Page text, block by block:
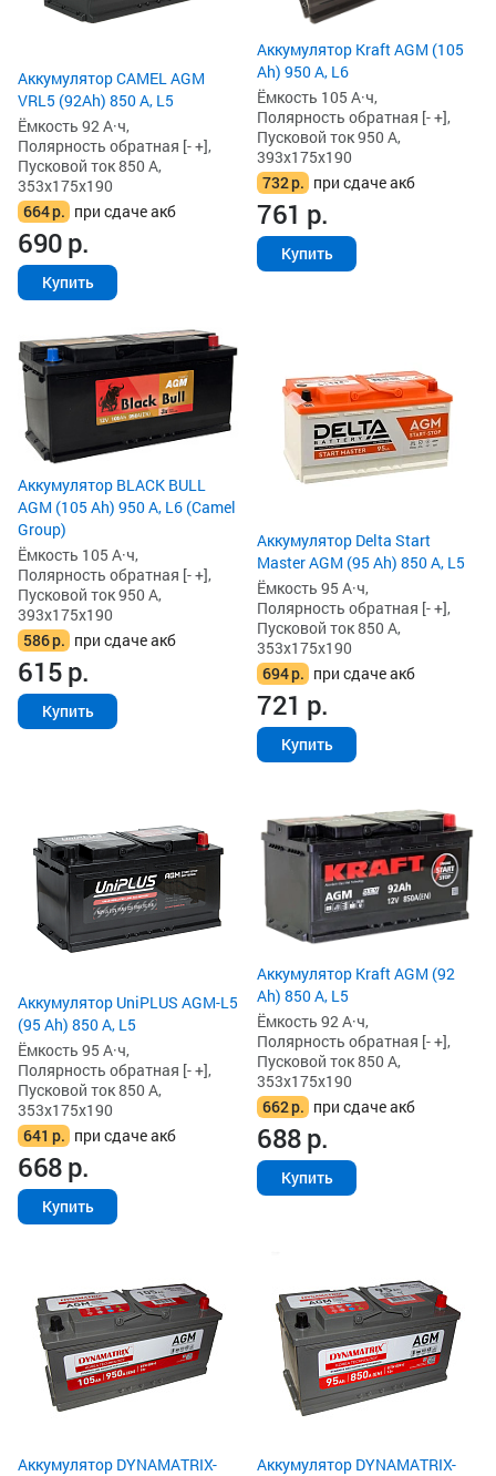
Аккумулятор CAMEL AGM
VRL5 (92Ah) 850 А, L5
Ёмкость 92 А·ч,
Полярность обратная [- +],
Пусковой ток 850 А,
353x175x190
664р. при сдаче акб
690р.
Купить
Аккумулятор Kraft AGM (105
Ah) 950 А, L6
Ёмкость 105 А·ч,
Полярность обратная [- +],
Пусковой ток 950 А,
393x175x190
732р. при сдаче акб
761 р.
Купить
Аккумулятор BLACK BULL
AGM (105 Ah) 950 А, L6 (Camel
Group)
Ёмкость 105 А·ч,
Полярность обратная [- +],
Пусковой ток 950 А,
393x175x190
586р. при сдаче акб
615р.
Купить
Аккумулятор Delta Start
Master AGM (95 Ah) 850 А, L5
Ёмкость 95 А·ч,
Полярность обратная [- +],
Пусковой ток 850 А,
353x175x190
694р. при сдаче акб
721 р.
Купить
Аккумулятор UniPLUS AGM-L5
(95 Ah) 850 А, L5
Ёмкость 95 А·ч,
Полярность обратная [- +],
Пусковой ток 850 А,
353x175x190
641 р. при сдаче акб
668р.
Купить
Аккумулятор Kraft AGM (92
Ah) 850 А, L5
Ёмкость 92 А·ч,
Полярность обратная [- +],
Пусковой ток 850 А,
353x175x190
662р. при сдаче акб
688р.
Купить
Аккумулятор DYNAMATRIX-
Аккумулятор DYNAMATRIX-